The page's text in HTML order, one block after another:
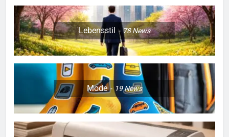
Lebensstil 78News
Mode 19News